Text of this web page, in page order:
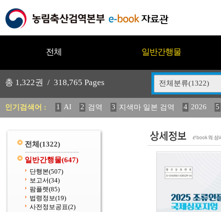
전체 일반간행물
총 1,322권 / 318,765 Pages 전체분류(1322)
인기검색어 : 1 AI 2 검역 3 지색마 일본 검역 4 2026
5
11 2025 12 중독성 식물 도감 13 媛 異 14
전체 (1322)
일반간행물(647)
단행본(507)
보고서(34)
팜플렛(85)
법령정보(19)
사전정보공표(2)